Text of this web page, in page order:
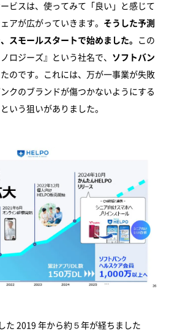
ビスは、使ってみて「良い」と感じて
アが広がっていきます。 そうした予測
スモールスタートで始めました。
この
ロジーズ』という社名で、 ソフトバン
たのです。これには、万が一事業が失敗
クのブランドが傷つかないようにする
いう狙いがありました。
た 2019 年から約５年が経ちました